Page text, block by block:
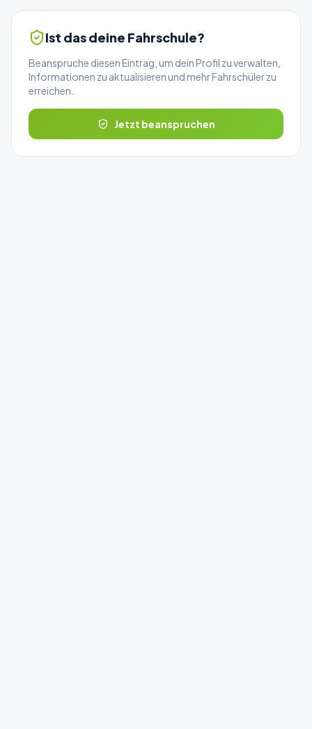
Ist das deine Fahrschule?
Beanspruche diesen Eintrag, um dein Profil zu verwalten,
Informationen zu aktualisieren und mehr Fahrschüler zu
erreichen.
Jetzt beanspruchen